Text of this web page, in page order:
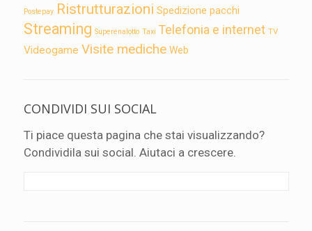
Postepay Ristrutturazioni Spedizione pacchi
Streaming Superenalotto Taxi Telefonia e internet TV
Videogame Visite mediche Web
CONDIVIDI SUI SOCIAL
Ti piace questa pagina che stai visualizzando?
Condividila sui social. Aiutaci a crescere.